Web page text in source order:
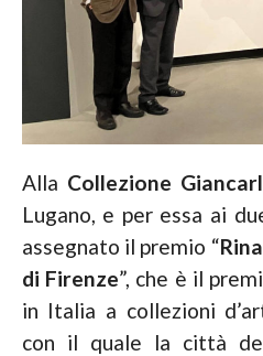
Alla Collezione
Lugano, e per essa ai
assegnato il premio “
di Firenze”, che è il
in Italia a collezioni
con il quale la città